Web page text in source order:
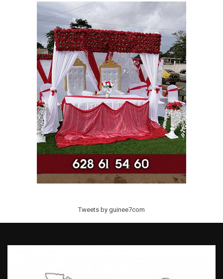
Tweets by guinee7com